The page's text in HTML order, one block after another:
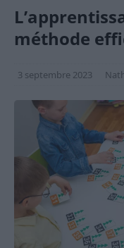
méthode
3 septembre 2023